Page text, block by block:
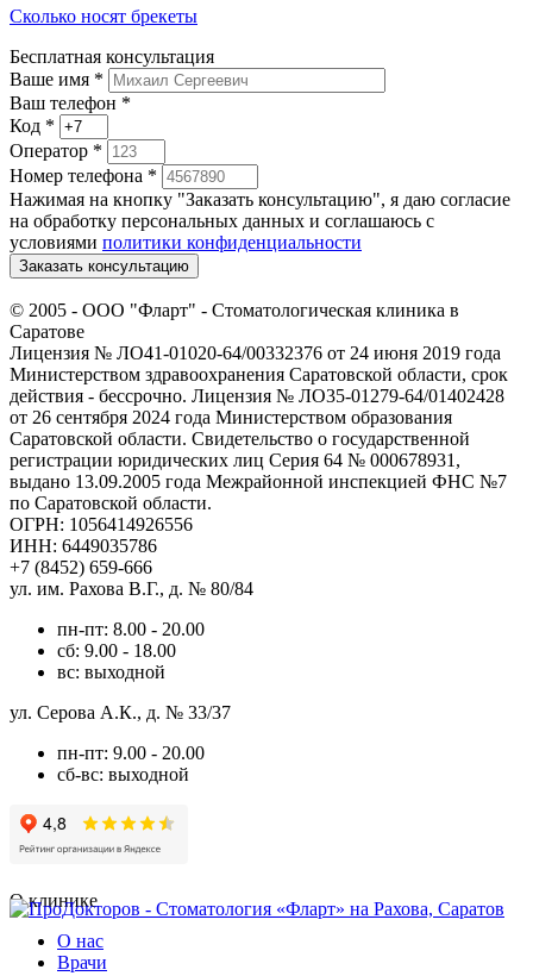
Сколько носят брекеты
Бесплатная консультация
Ваше имя *
Ваш телефон *
Код *
Оператор *
Номер телефона *
Нажимая на кнопку "Заказать консультацию", я даю согласие
на обработку персональных данных и соглашаюсь c
условиями политики конфиденциальности
Заказать консультацию
© 2005 - ООО "Фларт" - Стоматологическая клиника в
Саратове
Лицензия № ЛО41-01020-64/00332376 от 24 июня 2019 года
Министерством здравоохранения Саратовской области, срок
действия - бессрочно. Лицензия № ЛО35-01279-64/01402428
от 26 сентября 2024 года Министерством образования
Саратовской области. Свидетельство о государственной
регистрации юридических лиц Серия 64 № 000678931,
выдано 13.09.2005 года Межрайонной инспекцией ФНС №7
по Саратовской области.
ОГРН: 1056414926556
ИНН: 6449035786
+7 (8452) 659-666
ул. им. Рахова В.Г., д. № 80/84
пн-пт: 8.00 - 20.00
сб: 9.00 - 18.00
вс: выходной
ул. Серова А.К., д. № 33/37
пн-пт: 9.00 - 20.00
сб-вс: выходной
О клинике
О нас
Врачи